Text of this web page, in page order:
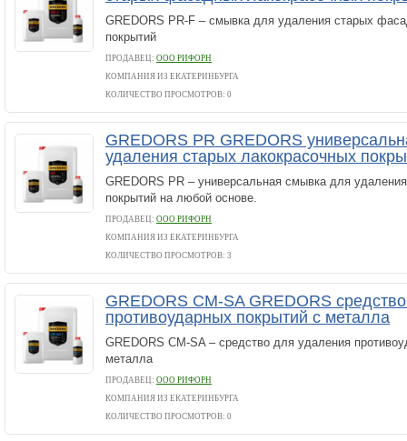
GREDORS PR-F – смывка для удаления старых
покрытий
ПРОДАВЕЦ: ООО РИФОРН
КОМПАНИЯ ИЗ ЕКАТЕРИНБУРГА
КОЛИЧЕСТВО ПРОСМОТРОВ: 0
GREDORS PR GREDORS
удаления старых лакокрасочных
GREDORS PR – универсальная смывка для
покрытий на любой основе.
ПРОДАВЕЦ: ООО РИФОРН
КОМПАНИЯ ИЗ ЕКАТЕРИНБУРГА
КОЛИЧЕСТВО ПРОСМОТРОВ: 3
GREDORS CM-SA GREDORS
противоударных покрытий с металла
GREDORS CM-SA – средство для удаления
металла
ПРОДАВЕЦ: ООО РИФОРН
КОМПАНИЯ ИЗ ЕКАТЕРИНБУРГА
КОЛИЧЕСТВО ПРОСМОТРОВ: 0